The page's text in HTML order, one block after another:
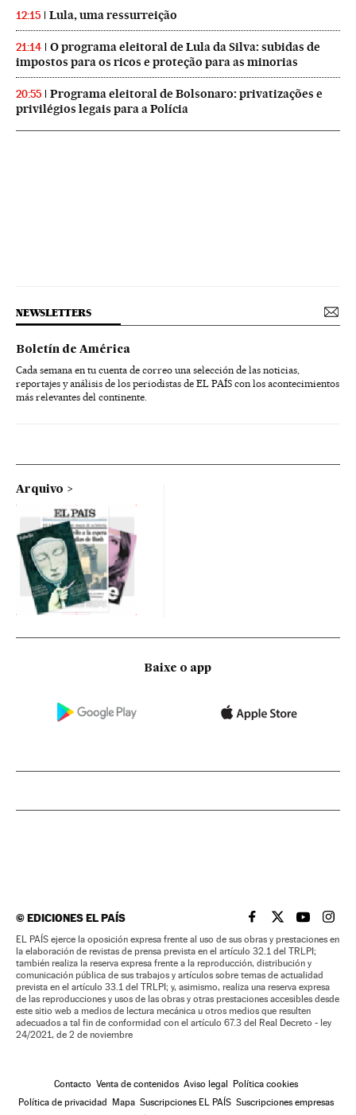
12:15 Lula, uma ressurreição
21:14
O programa eleitoral de Lula da Silva: subidas de
impostos para os ricos e proteção para as minorias
20:55
Programa eleitoral de Bolsonaro: privatizações e
privilégios legais para a Polícia
NEWSLETTERS
Boletín de América
Cada semana en tu cuenta de correo una selección de las noticias,
reportajes y análisis de los periodistas de EL PAÍS con los acontecimientos
más relevantes del continente.
Arquivo
Baixe o app
©EDICIONES EL PAÍS EL PAÍS BRASIL EN
EL PAÍSEL PAÍS
EL
EL PAÍS ejerce la oposición expresa frente al uso de sus obras y prestaciones en
la elaboración de revistas de prensa prevista en el artículo 32.1 del TRLPI;
también realiza la reserva expresa frente a la reproducción, distribución y
comunicación pública de sus trabajos y artículos sobre temas de actualidad
prevista en el artículo 33.1 del TRLPI; y, asimismo, realiza una reserva expresa
de las reproducciones y usos de las obras y otras prestaciones accesibles desde
este sitio web a medios de lectura mecánica u otros medios que resulten
adecuados a tal fin de conformidad con el artículo 67.3 del Real Decreto - ley
24/2021, de 2 de noviembre
Contacto Venta de contenidos Aviso legal Política cookies
Política de privacidad Mapa Suscripciones EL PAÍS Suscripciones empresas